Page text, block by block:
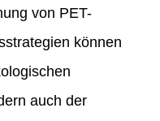
von PET-
können
auch der